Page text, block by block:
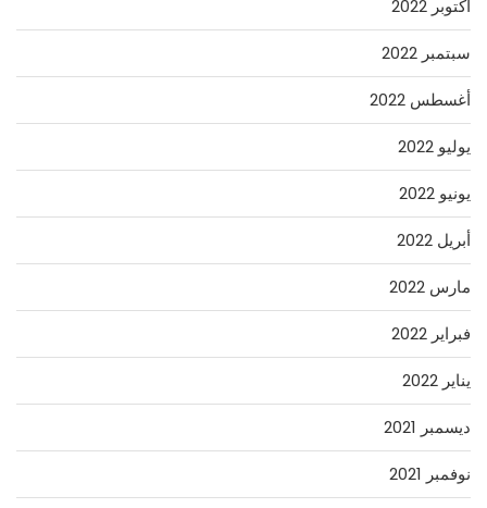
أكتوبر 2022
سبتمبر 2022
أغسطس 2022
يوليو 2022
يونيو 2022
أبريل 2022
مارس 2022
فبراير 2022
يناير 2022
ديسمبر 2021
نوفمبر 2021